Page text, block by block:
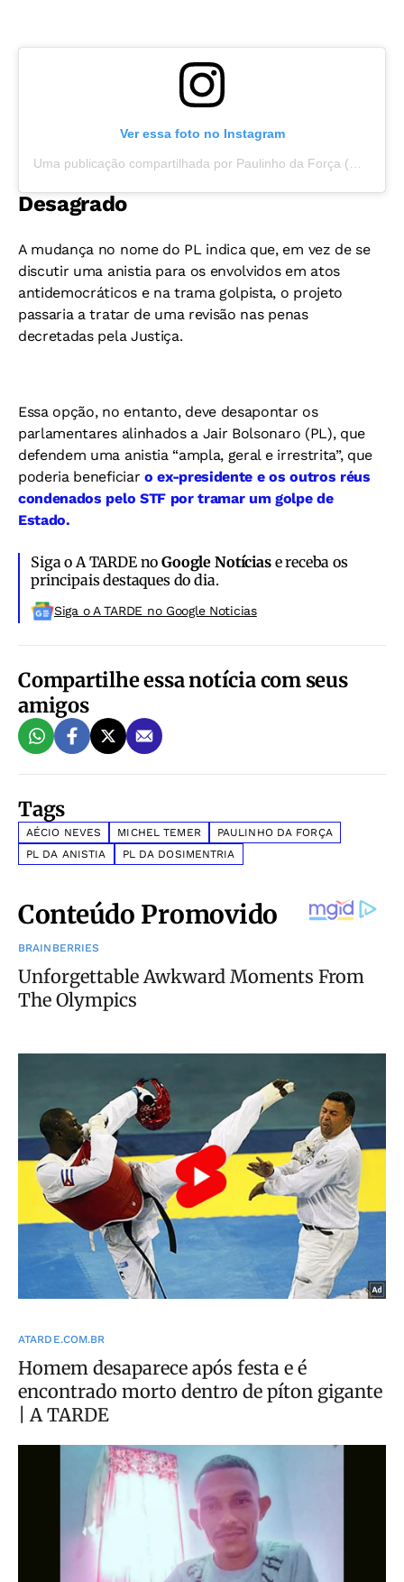
Ver essa foto no Instagram
Uma publicação compartilhada por Paulinho da Força (@deputadofederalpaulinho)
Desagrado
A mudança no nome do PL indica que, em vez de se
discutir uma anistia para os envolvidos em atos
antidemocráticos e na trama golpista, o projeto
passaria a tratar de uma revisão nas penas
decretadas pela Justiça.
Essa opção, no entanto, deve desapontar os
parlamentares alinhados a Jair Bolsonaro (PL), que
defendem uma anistia “ampla, geral e irrestrita”, que
poderia beneficiar o ex-presidente e os outros réus
condenados pelo STF por tramar um golpe de
Estado.
Siga o A TARDE noGoogle Notíciase receba os
principais destaques do dia.
Siga o A TARDE no Google Noticias
Compartilhe essa notícia com seus
amigos
Tags
AÉCIO NEVES MICHEL TEMER
PAULINHO DA FORÇA
PL DA ANISTIA
PL DA DOSIMENTRIA